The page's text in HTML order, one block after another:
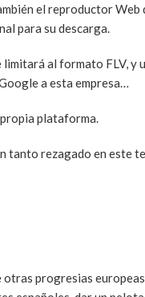
el reproductor
para su descarga.
al formato FLV, y
a esta empresa…
plataforma.
tanto rezagado en este
progresias